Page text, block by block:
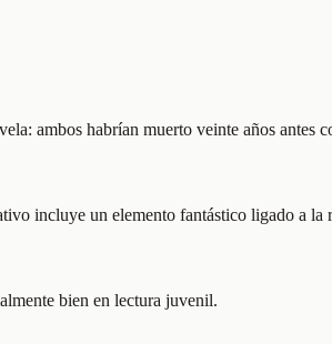
ambos habrían muerto veinte años antes
incluye un elemento fantástico ligado a la
bien en lectura juvenil.